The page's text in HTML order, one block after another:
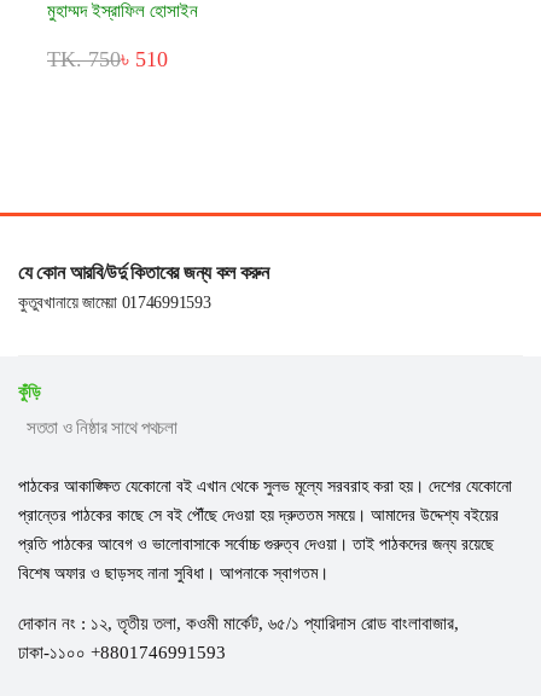
মুহাম্মদ ইস্রাফিল হোসাইন
TK. 750৳ 510
যে কোন আরবি/উর্দু কিতাবের জন্য কল করুন
কুতুবখানায়ে জামেয়া 01746991593
কুঁড়ি
সততা ও নিষ্ঠার সাথে পথচলা
পাঠকের আকাঙ্ক্ষিত যেকোনো বই এখান থেকে সুলভ মূল্যে সরবরাহ করা হয়। দেশের যেকোনো
প্রান্তের পাঠকের কাছে সে বই পৌঁছে দেওয়া হয় দ্রুততম সময়ে। আমাদের উদ্দেশ্য বইয়ের
প্রতি পাঠকের আবেগ ও ভালোবাসাকে সর্বোচ্চ গুরুত্ব দেওয়া। তাই পাঠকদের জন্য রয়েছে
বিশেষ অফার ও ছাড়সহ নানা সুবিধা। আপনাকে স্বাগতম।
দোকান নং : ১২, তৃতীয় তলা, কওমী মার্কেট, ৬৫/১ প্যারিদাস রোড বাংলাবাজার,
ঢাকা-১১০০ +8801746991593